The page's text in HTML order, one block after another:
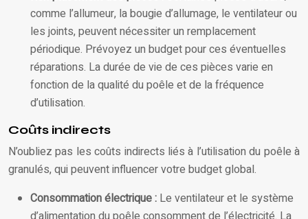
comme l’allumeur, la bougie d’allumage, le ventilateur ou
les joints, peuvent nécessiter un remplacement
périodique. Prévoyez un budget pour ces éventuelles
réparations. La durée de vie de ces pièces varie en
fonction de la qualité du poêle et de la fréquence
d’utilisation.
Coûts indirects
N’oubliez pas les coûts indirects liés à l’utilisation du poêle à
granulés, qui peuvent influencer votre budget global.
Consommation électrique : Le ventilateur et le système